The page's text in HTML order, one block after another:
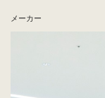
メーカー